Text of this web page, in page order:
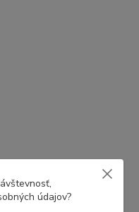
údajov?